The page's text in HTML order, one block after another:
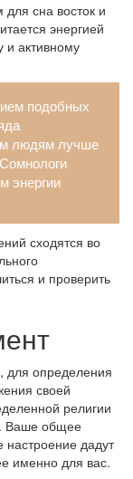
сна восток и
энергией
и активному
подобных
людям лучше
энергии
сходятся во
и проверить
для определения
своей
религии
Ваше общее
настроение дадут
именно для вас.